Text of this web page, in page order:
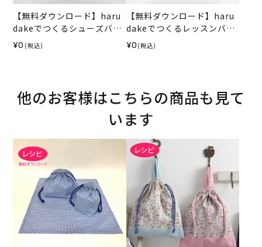
【無料ダウンロード】haru
dakeでつくるシューズバッ
グ（レシピ）
¥0 (税込)
【無料ダウンロード】haru
dakeでつくるレッスンバッ
グ（レシピ）
¥0 (税込)
他のお客様はこちらの商品も見て
います